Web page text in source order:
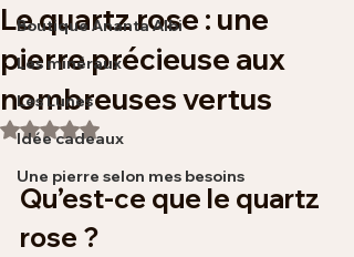
Boutique Ananta Albi
Les minéraux
Les Lunes
Idée cadeaux
Une pierre selon mes besoins
Le quartz rose : une
pierre précieuse aux
nombreuses vertus
Noté NaN étoiles sur 5.
Qu’est-ce que le quartz
rose ?